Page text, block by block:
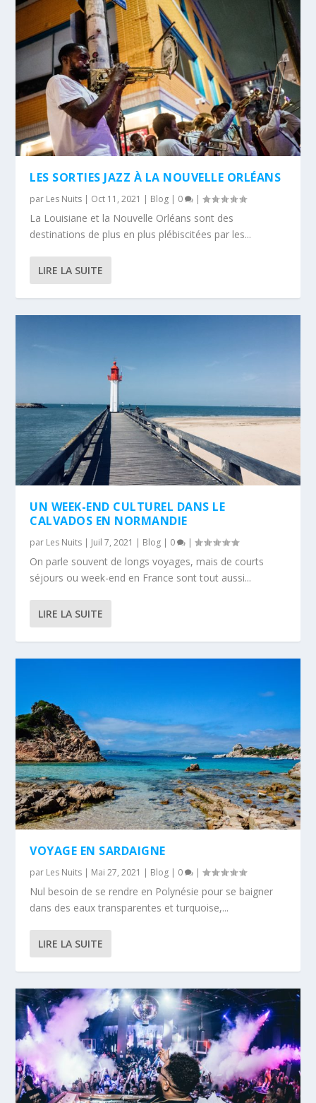
LES SORTIES JAZZ À LA NOUVELLE ORLÉANS
par Les Nuits | Oct 11, 2021 | Blog | 0 |
La Louisiane et la Nouvelle Orléans sont des
destinations de plus en plus plébiscitées par les...
LIRE LA SUITE
UN WEEK-END CULTUREL DANS LE
CALVADOS EN NORMANDIE
par Les Nuits | Juil 7, 2021 | Blog | 0 |
On parle souvent de longs voyages, mais de courts
séjours ou week-end en France sont tout aussi...
LIRE LA SUITE
VOYAGE EN SARDAIGNE
par Les Nuits | Mai 27, 2021 | Blog | 0 |
Nul besoin de se rendre en Polynésie pour se baigner
dans des eaux transparentes et turquoise,...
LIRE LA SUITE